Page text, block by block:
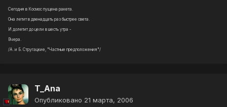
Сегодня в Космос пущена ракета.
Она летит в двенадцать раз быстрее света.
И долетит до цели в шесть утра -
Вчера.
/А. и Б. Стругацкие, "Частные предположения"/
T_Ana
Опубликовано 21 марта, 2006